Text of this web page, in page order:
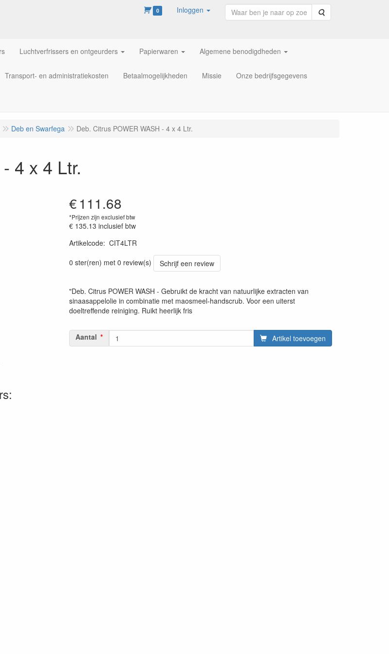
0 Inloggen Zoeken
Luchtverfrissers en ontgeurders Papierwaren Algemene benodigdheden
Transport- en administratiekosten Betaalmogelijkheden Missie Onze bedrijfsgegevens
Deb en Swarfega Deb. Citrus POWER WASH - 4 x 4 Ltr.
4 x 4 Ltr.
€111.68
*Prijzen zijn exclusief btw
€ 135.13 inclusief btw
Artikelcode: CIT4LTR
0 ster(ren) met 0 review(s)
Schrijf een review
"Deb. Citrus POWER WASH - Gebruikt de kracht van natuurlijke extracten van
sinaasappelolie in combinatie met maosmeel-handscrub. Voor een uiterst
doeltreffende reiniging. Ruikt heerlijk fris
Aantal Artikel toevoegen